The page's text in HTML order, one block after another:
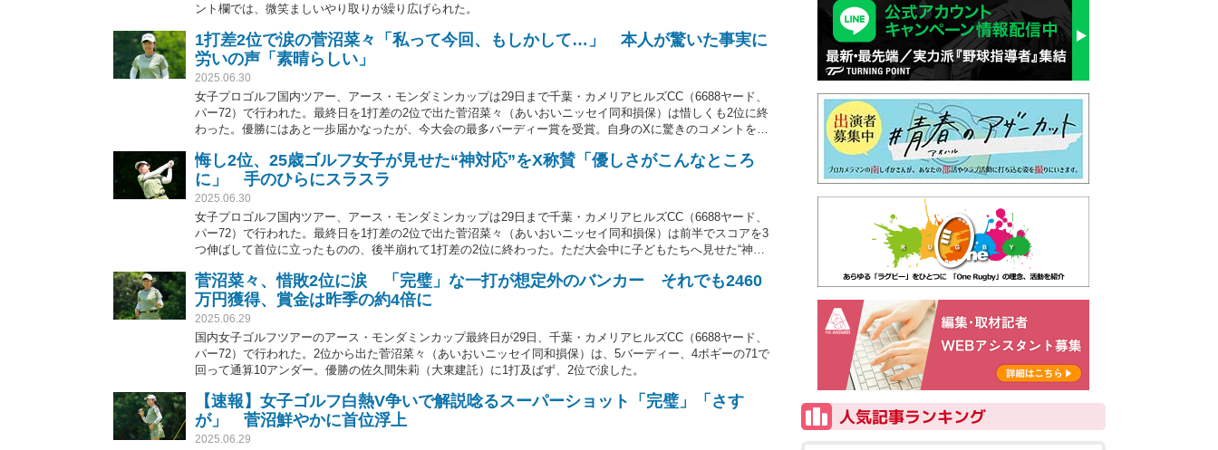
ント欄では、微笑ましいやり取りが繰り広げられた。
1打差2位で涙の菅沼菜々「私って今回、もしかして…」 本人が驚いた事実に
労いの声「素晴らしい」
2025.06.30
女子プロゴルフ国内ツアー、アース・モンダミンカップは29日まで千葉・カメリアヒルズCC（6688ヤード、
パー72）で行われた。最終日を1打差の2位で出た菅沼菜々（あいおいニッセイ同和損保）は惜しくも2位に終
わった。優勝にはあと一歩届かなったが、今大会の最多バーディー賞を受賞。自身のXに驚きのコメントを投
悔し2位、25歳ゴルフ女子が見せた“神対応”をX称賛「優しさがこんなところ
に」 手のひらにスラスラ
2025.06.30
女子プロゴルフ国内ツアー、アース・モンダミンカップは29日まで千葉・カメリアヒルズCC（6688ヤード、
パー72）で行われた。最終日を1打差の2位で出た菅沼菜々（あいおいニッセイ同和損保）は前半でスコアを3
つ伸ばして首位に立ったものの、後半崩れて1打差の2位に終わった。ただ大会中に子どもたちへ見せた“神対
菅沼菜々、惜敗2位に涙 「完璧」な一打が想定外のバンカー それでも2460
万円獲得、賞金は昨季の約4倍に
2025.06.29
国内女子ゴルフツアーのアース・モンダミンカップ最終日が29日、千葉・カメリアヒルズCC（6688ヤード、
パー72）で行われた。2位から出た菅沼菜々（あいおいニッセイ同和損保）は、5バーディー、4ボギーの71で
回って通算10アンダー。優勝の佐久間朱莉（大東建託）に1打及ばず、2位で涙した。
【速報】女子ゴルフ白熱V争いで解説唸るスーパーショット「完璧」「さす
が」 菅沼鮮やかに首位浮上
2025.06.29